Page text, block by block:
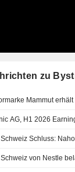
zu
Mammut
AG, H1 2026
Schluss:
von Nestle